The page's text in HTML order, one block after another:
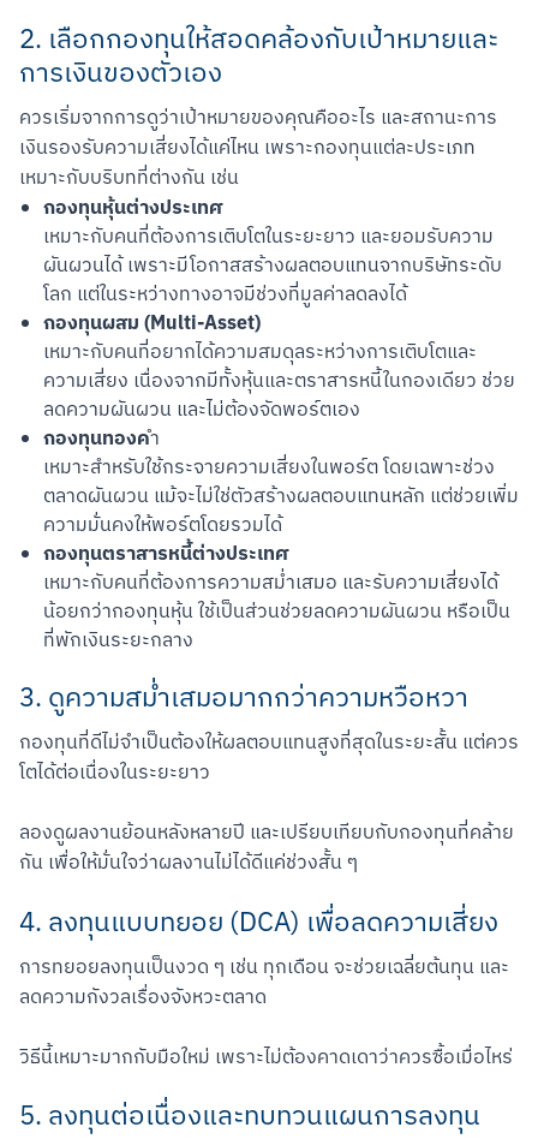
2. เลือกกองทุนให้สอดคล้องกับเป้าหมายและ
การเงินของตัวเอง
ควรเริ่มจากการดูว่าเป้าหมายของคุณคืออะไร และสถานะการ
เงินรองรับความเสี่ยงได้แค่ไหน เพราะกองทุนแต่ละประเภท
เหมาะกับบริบทที่ต่างกัน เช่น
กองทุนหุ้นต่างประเทศ
เหมาะกับคนที่ต้องการเติบโตในระยะยาว และยอมรับความ
ผันผวนได้ เพราะมีโอกาสสร้างผลตอบแทนจากบริษัทระดับ
โลก แต่ในระหว่างทางอาจมีช่วงที่มูลค่าลดลงได้
กองทุนผสม (Multi-Asset)
เหมาะกับคนที่อยากได้ความสมดุลระหว่างการเติบโตและ
ความเสี่ยง เนื่องจากมีทั้งหุ้นและตราสารหนี้ในกองเดียว ช่วย
ลดความผันผวน และไม่ต้องจัดพอร์ตเอง
กองทุนทองคำ
เหมาะสำหรับใช้กระจายความเสี่ยงในพอร์ต โดยเฉพาะช่วง
ตลาดผันผวน แม้จะไม่ใช่ตัวสร้างผลตอบแทนหลัก แต่ช่วยเพิ่ม
ความมั่นคงให้พอร์ตโดยรวมได้
กองทุนตราสารหนี้ต่างประเทศ
เหมาะกับคนที่ต้องการความสม่ำเสมอ และรับความเสี่ยงได้
น้อยกว่ากองทุนหุ้น ใช้เป็นส่วนช่วยลดความผันผวน หรือเป็น
ที่พักเงินระยะกลาง
3. ดูความสม่ำเสมอมากกว่าความหวือหวา
กองทุนที่ดีไม่จำเป็นต้องให้ผลตอบแทนสูงที่สุดในระยะสั้น แต่ควร
โตได้ต่อเนื่องในระยะยาว
ลองดูผลงานย้อนหลังหลายปี และเปรียบเทียบกับกองทุนที่คล้าย
กัน เพื่อให้มั่นใจว่าผลงานไม่ได้ดีแค่ช่วงสั้น ๆ
4. ลงทุนแบบทยอย (DCA) เพื่อลดความเสี่ยง
การทยอยลงทุนเป็นงวด ๆ เช่น ทุกเดือน จะช่วยเฉลี่ยต้นทุน และ
ลดความกังวลเรื่องจังหวะตลาด
วิธีนี้เหมาะมากกับมือใหม่ เพราะไม่ต้องคาดเดาว่าควรซื้อเมื่อไหร่
5. ลงทุนต่อเนื่องและทบทวนแผนการลงทุน